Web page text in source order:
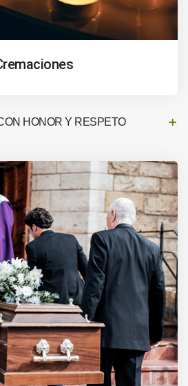
HONOR Y RESPETO